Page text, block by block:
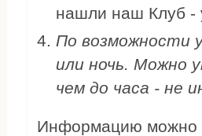
нашли наш Клуб -
По возможности
или ночь. Можно
чем до часа - не
Информацию можно